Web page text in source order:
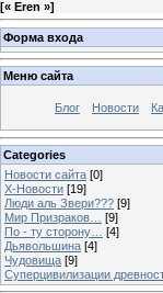
[« Eren »]
Форма входа
Меню сайта
Блог Новости
Categories
Новости сайта [0]
Х-Новости [19]
Люди аль Звери??? [9]
Мир Призраков…
[9]
По - ту сторону…
[4]
Дьявольшина [4]
Чудовища [9]
Суперцивилизации